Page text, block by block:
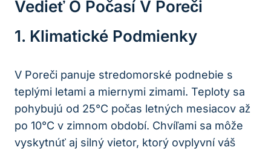
Vedieť O Počasí V Poreči
1.⁢ Klimatické Podmienky
V ⁢Poreči panuje‌ stredomorské podnebie s
teplými letami a miernymi zimami.‌ Teploty sa‍
pohybujú od 25°C počas letných ‍mesiacov až
po 10°C v⁤ zimnom ⁣období. Chvíľami sa môže
vyskytnúť aj⁣ silný​ vietor, ktorý ‍ovplyvní váš‌